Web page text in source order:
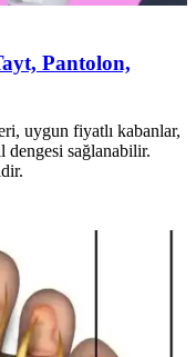
Pantolon,
uygun fiyatlı kabanlar,
dengesi sağlanabilir.